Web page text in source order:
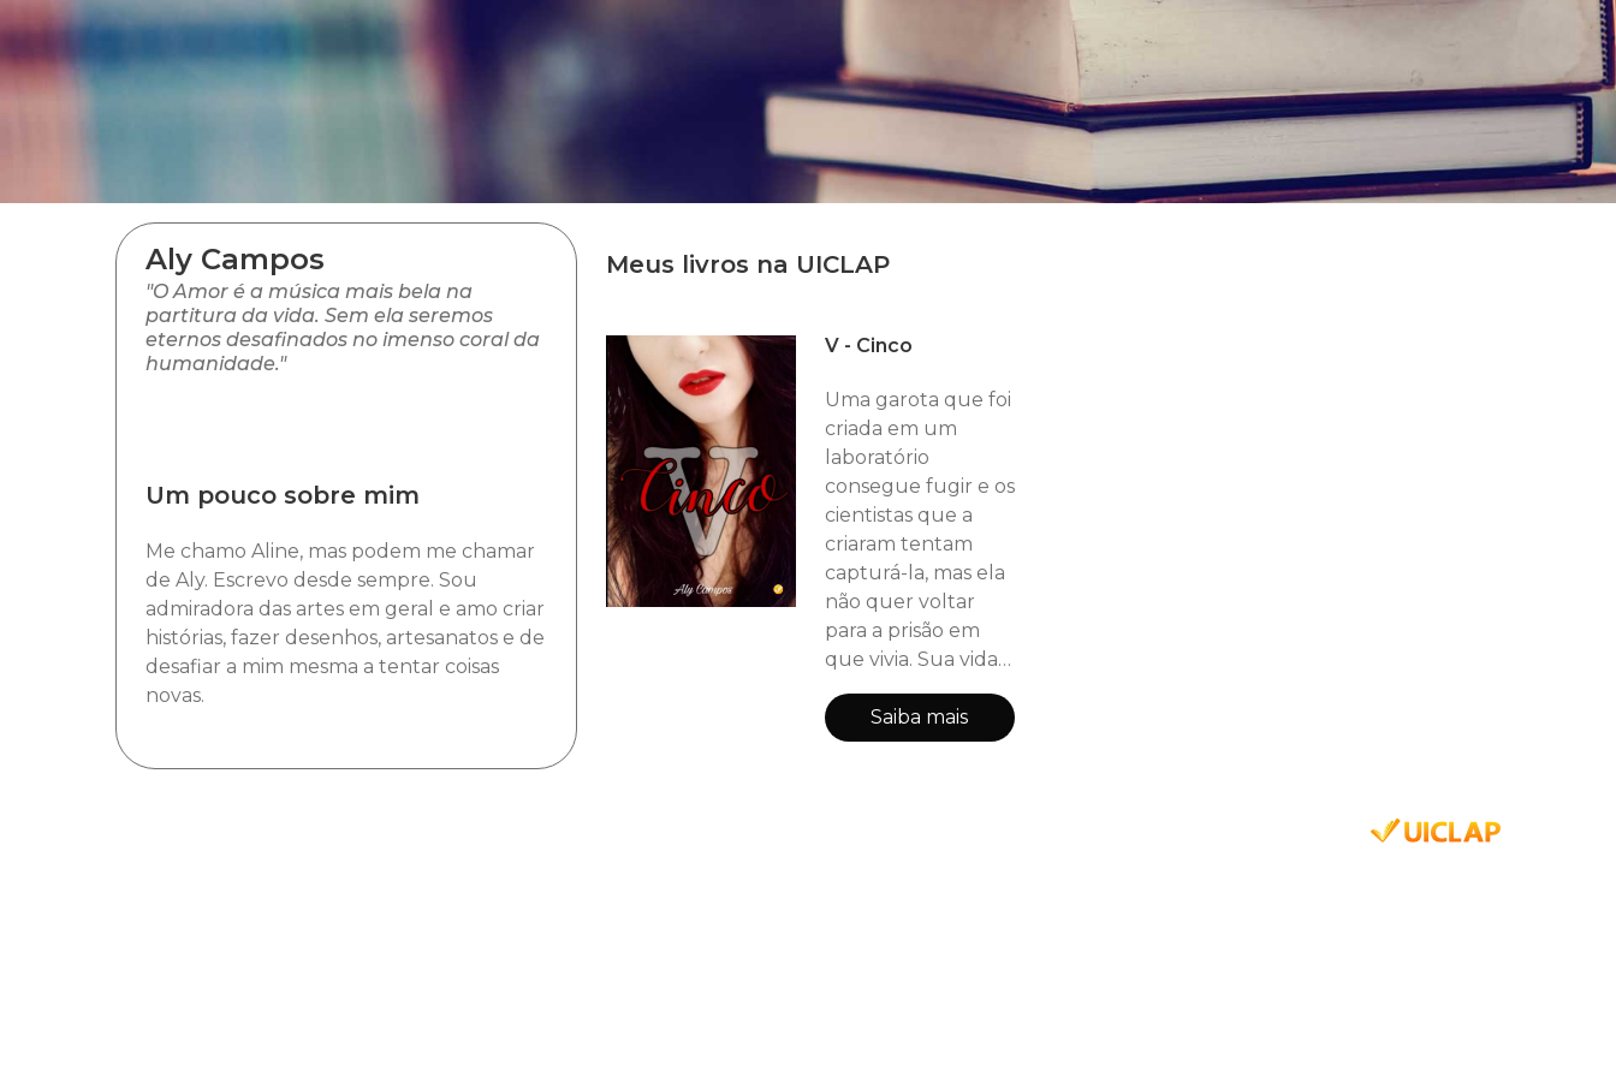
Aly Campos
"O Amor é a música mais bela na
partitura da vida. Sem ela seremos
eternos desafinados no imenso coral da
humanidade."
Um pouco sobre mim
Me chamo Aline, mas podem me chamar
de Aly. Escrevo desde sempre. Sou
admiradora das artes em geral e amo criar
histórias, fazer desenhos, artesanatos e de
desafiar a mim mesma a tentar coisas
novas.
Meus livros na UICLAP
V - Cinco
Uma garota que foi
criada em um
laboratório
consegue fugir e os
cientistas que a
criaram tentam
capturá-la, mas ela
não quer voltar
para a prisão em
que vivia. Sua vida
então se torna
apenas uma
questão de
Saiba mais